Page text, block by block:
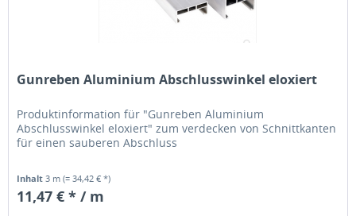
Gunreben Aluminium Abschlusswinkel eloxiert
Produktinformation für "Gunreben Aluminium
Abschlusswinkel eloxiert" zum verdecken von Schnittkanten
für einen sauberen Abschluss
Inhalt3 m(= 34,42 € *)
11,47 € * / m